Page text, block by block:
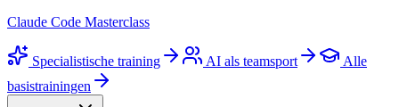
Claude Code Masterclass
Specialistische training AI als teamsport
Alle
basistrainingen